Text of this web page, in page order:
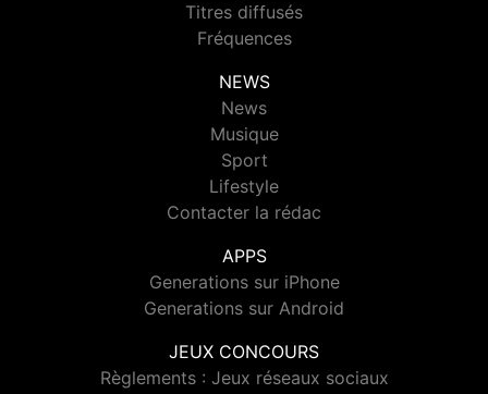
Titres diffusés
Fréquences
NEWS
News
Musique
Sport
Lifestyle
Contacter la rédac
APPS
Generations sur iPhone
Generations sur Android
JEUX CONCOURS
Règlements : Jeux réseaux sociaux